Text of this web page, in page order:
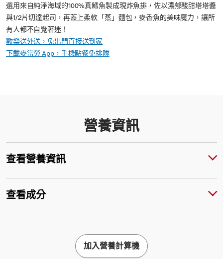
選用來自純淨海域的100%真鱈魚製成現炸魚排，佐以濃郁酸甜塔塔醬
與1/2片切達起司，再蓋上柔軟「蒸」麵包，麥香魚的美味魔力，讓所
有人都不自覺著迷！
歡樂送外送，免出門直接送到家
下載麥當勞 App，手機點餐免排隊
營養資訊
查看營養資訊
查看成分
加入營養計算機